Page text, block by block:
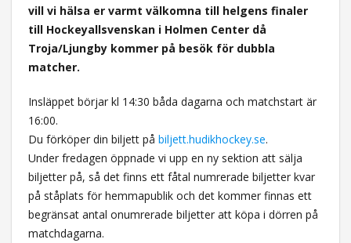
vill vi hälsa er varmt välkomna till helgens finaler
till Hockeyallsvenskan i Holmen Center då
Troja/Ljungby kommer på besök för dubbla
matcher.
Insläppet börjar kl 14:30 båda dagarna och matchstart är
16:00.
Du förköper din biljett på biljett.hudikhockey.se.
Under fredagen öppnade vi upp en ny sektion att sälja
biljetter på, så det finns ett fåtal numrerade biljetter kvar
på ståplats för hemmapublik och det kommer finnas ett
begränsat antal onumrerade biljetter att köpa i dörren på
matchdagarna.